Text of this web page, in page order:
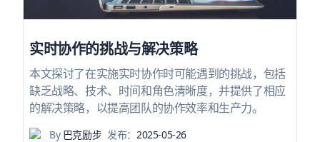
实时协作的挑战与解决策略
本文探讨了在实施实时协作时可能遇到的挑战，包括
缺乏战略、技术、时间和角色清晰度，并提供了相应
的解决策略，以提高团队的协作效率和生产力。
By巴克励步 发布：2025-05-26